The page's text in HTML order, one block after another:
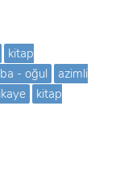
kitap
- oğul
azimli
kitap